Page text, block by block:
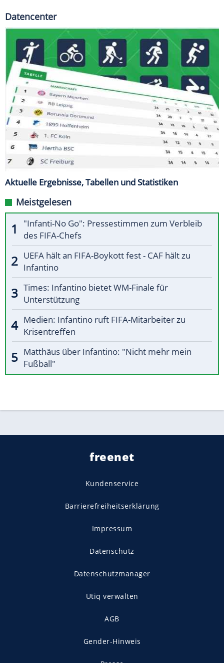
Datencenter
Aktuelle Ergebnisse, Tabellen und Statistiken
Meistgelesen
"Infanti-No Go": Pressestimmen zum Verbleib
des FIFA-Chefs
UEFA hält an FIFA-Boykott fest - CAF hält zu
Infantino
Times: Infantino bietet WM-Finale für
Unterstützung
Medien: Infantino ruft FIFA-Mitarbeiter zu
Krisentreffen
Matthäus über Infantino: "Nicht mehr mein
Fußball"
freenet
Kundenservice
Barrierefreiheitserklärung
Impressum
Datenschutz
Datenschutzmanager
Utiq verwalten
AGB
Gender-Hinweis